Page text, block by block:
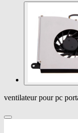
ventilateur pour pc